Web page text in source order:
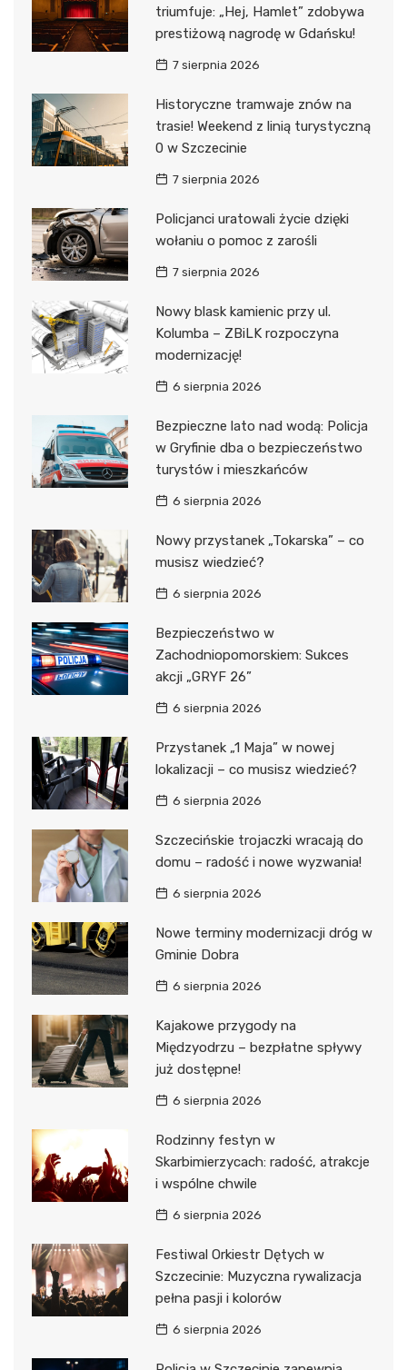
triumfuje: „Hej, Hamlet” zdobywa
prestiżową nagrodę w Gdańsku!
7 sierpnia 2026
Historyczne tramwaje znów na
trasie! Weekend z linią turystyczną
0 w Szczecinie
7 sierpnia 2026
Policjanci uratowali życie dzięki
wołaniu o pomoc z zarośli
7 sierpnia 2026
Nowy blask kamienic przy ul.
Kolumba – ZBiLK rozpoczyna
modernizację!
6 sierpnia 2026
Bezpieczne lato nad wodą: Policja
w Gryfinie dba o bezpieczeństwo
turystów i mieszkańców
6 sierpnia 2026
Nowy przystanek „Tokarska” – co
musisz wiedzieć?
6 sierpnia 2026
Bezpieczeństwo w
Zachodniopomorskiem: Sukces
akcji „GRYF 26”
6 sierpnia 2026
Przystanek „1 Maja” w nowej
lokalizacji – co musisz wiedzieć?
6 sierpnia 2026
Szczecińskie trojaczki wracają do
domu – radość i nowe wyzwania!
6 sierpnia 2026
Nowe terminy modernizacji dróg w
Gminie Dobra
6 sierpnia 2026
Kajakowe przygody na
Międzyodrzu – bezpłatne spływy
już dostępne!
6 sierpnia 2026
Rodzinny festyn w
Skarbimierzycach: radość, atrakcje
i wspólne chwile
6 sierpnia 2026
Festiwal Orkiestr Dętych w
Szczecinie: Muzyczna rywalizacja
pełna pasji i kolorów
6 sierpnia 2026